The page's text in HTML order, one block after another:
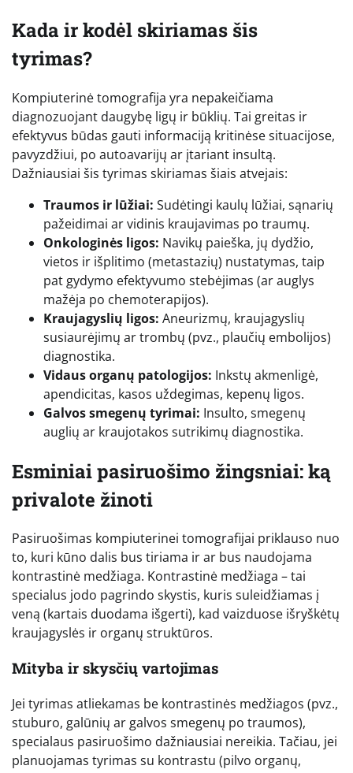
Kada ir kodėl skiriamas šis
tyrimas?
Kompiuterinė tomografija yra nepakeičiama
diagnozuojant daugybę ligų ir būklių. Tai greitas ir
efektyvus būdas gauti informaciją kritinėse situacijose,
pavyzdžiui, po autoavarijų ar įtariant insultą.
Dažniausiai šis tyrimas skiriamas šiais atvejais:
Traumos ir lūžiai: Sudėtingi kaulų lūžiai, sąnarių
pažeidimai ar vidinis kraujavimas po traumų.
Onkologinės ligos: Navikų paieška, jų dydžio,
vietos ir išplitimo (metastazių) nustatymas, taip
pat gydymo efektyvumo stebėjimas (ar auglys
mažėja po chemoterapijos).
Kraujagyslių ligos: Aneurizmų, kraujagyslių
susiaurėjimų ar trombų (pvz., plaučių embolijos)
diagnostika.
Vidaus organų patologijos: Inkstų akmenligė,
apendicitas, kasos uždegimas, kepenų ligos.
Galvos smegenų tyrimai: Insulto, smegenų
auglių ar kraujotakos sutrikimų diagnostika.
Esminiai pasiruošimo žingsniai: ką
privalote žinoti
Pasiruošimas kompiuterinei tomografijai priklauso nuo
to, kuri kūno dalis bus tiriama ir ar bus naudojama
kontrastinė medžiaga. Kontrastinė medžiaga – tai
specialus jodo pagrindo skystis, kuris suleidžiamas į
veną (kartais duodama išgerti), kad vaizduose išryškėtų
kraujagyslės ir organų struktūros.
Mityba ir skysčių vartojimas
Jei tyrimas atliekamas be kontrastinės medžiagos (pvz.,
stuburo, galūnių ar galvos smegenų po traumos),
specialaus pasiruošimo dažniausiai nereikia. Tačiau, jei
planuojamas tyrimas su kontrastu (pilvo organų,